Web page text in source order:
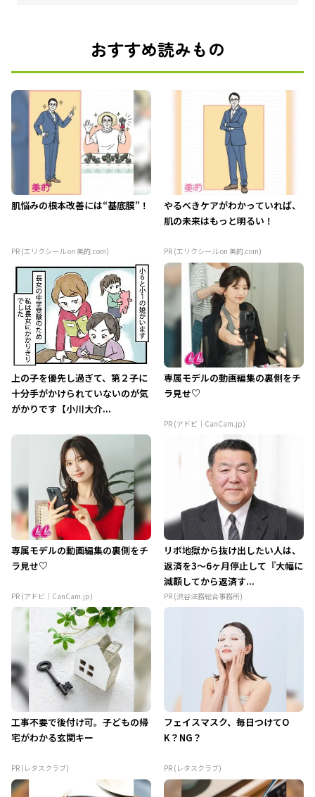
おすすめ読みもの
肌悩みの根本改善には“基底膜”！
PR (エリクシール on 美的.com)
やるべきケアがわかっていれば、
肌の未来はもっと明るい！
PR (エリクシール on 美的.com)
上の子を優先し過ぎて、第２子に
十分手がかけられていないのが気
がかりです【小川大介...
専属モデルの動画編集の裏側をチ
ラ見せ♡
PR (アドビ｜CanCam.jp)
専属モデルの動画編集の裏側をチ
ラ見せ♡
PR (アドビ｜CanCam.jp)
リボ地獄から抜け出したい人は、
返済を3～6ヶ月停止して『大幅に
減額してから返済す...
PR (渋谷法務総合事務所)
工事不要で後付け可。子どもの帰
宅がわかる玄関キー
PR (レタスクラブ)
フェイスマスク、毎日つけてO
K？NG？
PR (レタスクラブ)